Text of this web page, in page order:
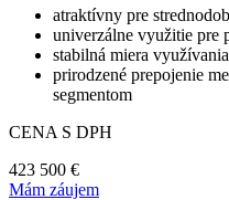
atraktívny pre
univerzálne využitie pre
stabilná miera
prirodzené prepojenie
segmentom
CENA S DPH
423 500 €
Mám záujem